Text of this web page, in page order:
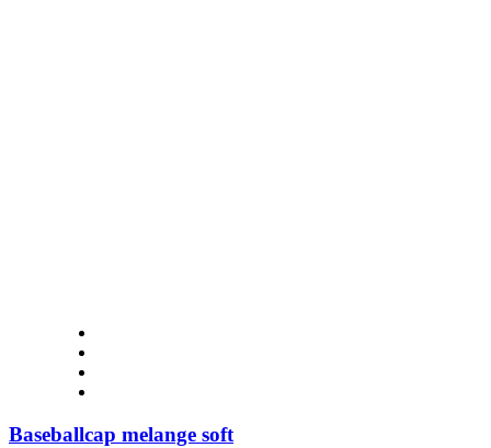
Baseballcap melange soft